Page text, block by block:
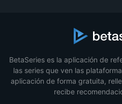
BetaSeries es la aplicación de
las series que ven las
aplicación de forma gratuita,
recibe